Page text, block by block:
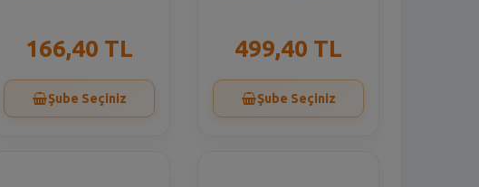
166,40 TL
Şube Seçiniz
499,40 TL
Şube Seçiniz